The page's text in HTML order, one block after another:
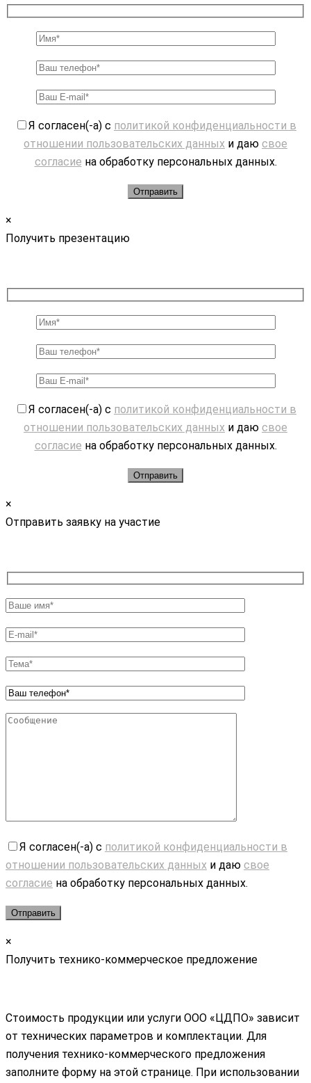
Я согласен(-а) с политикой конфиденциальности в
отношении пользовательских данных и даю свое
согласие на обработку персональных данных.
×
Получить презентацию
Я согласен(-а) с политикой конфиденциальности в
отношении пользовательских данных и даю свое
согласие на обработку персональных данных.
×
Отправить заявку на участие
Я согласен(-а) с политикой конфиденциальности в
отношении пользовательских данных и даю свое
согласие на обработку персональных данных.
×
Получить технико-коммерческое предложение
Стоимость продукции или услуги ООО «ЦДПО» зависит
от технических параметров и комплектации. Для
получения технико-коммерческого предложения
заполните форму на этой странице. При использовании